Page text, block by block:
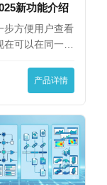
新功能介绍
步方便用户查看
在可以在同一
产品详情